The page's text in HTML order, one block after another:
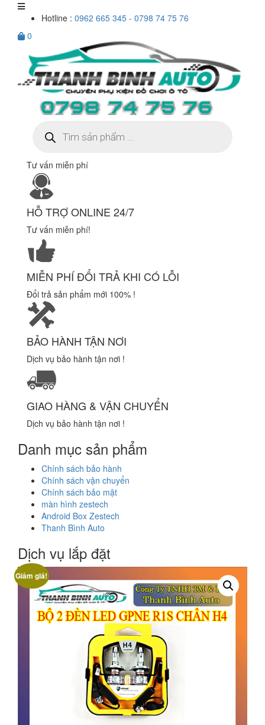
Hotline : 0962 665 345 - 0798 74 75 76
0
kiếm
sản
Tư vấn miễn phí
HỖ TRỢ ONLINE 24/7
Tư vấn miễn phí!
MIỄN PHÍ ĐỔI TRẢ KHI CÓ LỖI
Đổi trả sản phẩm mới 100% !
BẢO HÀNH TẬN NƠI
Dịch vụ bảo hành tận nơi !
GIAO HÀNG & VẬN CHUYỂN
Dịch vụ bảo hành tận nơi !
Danh mục sản phẩm
Chính sách bảo hành
Chính sách vận chuyển
Chính sách bảo mật
màn hình zestech
Android Box Zestech
Thanh Bình Auto
Dịch vụ lắp đặt
Giảm giá!